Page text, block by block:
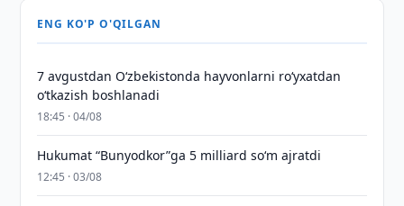
ENG KO'P O'QILGAN
7 avgustdan O‘zbekistonda hayvonlarni ro‘yxatdan
o‘tkazish boshlanadi
18:45 · 04/08
Hukumat “Bunyodkor”ga 5 milliard so‘m ajratdi
12:45 · 03/08